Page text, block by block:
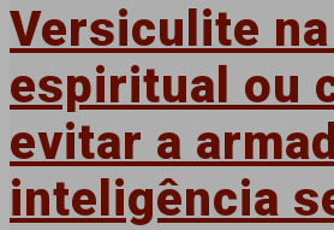
Versiculite
espiritual ou
evitar a
inteligência